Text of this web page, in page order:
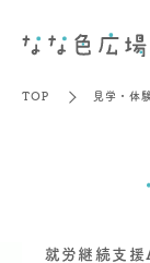
TOP 見学・体
就労継続支